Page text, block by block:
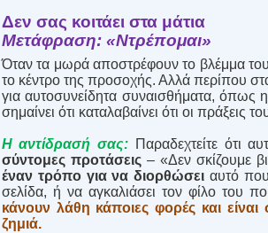
Δεν σας κοιτάει στα μάτια
Μετάφραση: «Ντρέπομαι»
Όταν τα μωρά αποστρέφουν το βλέμμα
το κέντρο της προσοχής. Αλλά περίπου
για αυτοσυνείδητα συναισθήματα, όπως
σημαίνει ότι καταλαβαίνει ότι οι
Η αντίδρασή σας: Παραδεχτείτε ότι
σύντομες προτάσεις– «Δεν σκίζουμε
έναν τρόπο για να διορθώσει αυτό
σελίδα, ή να αγκαλιάσει τον φίλο του
κάνουν λάθη κάποιες φορές και
ζημιά.